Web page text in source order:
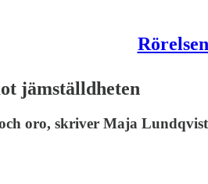
Rörelsen
jämställdheten
oro, skriver Maja